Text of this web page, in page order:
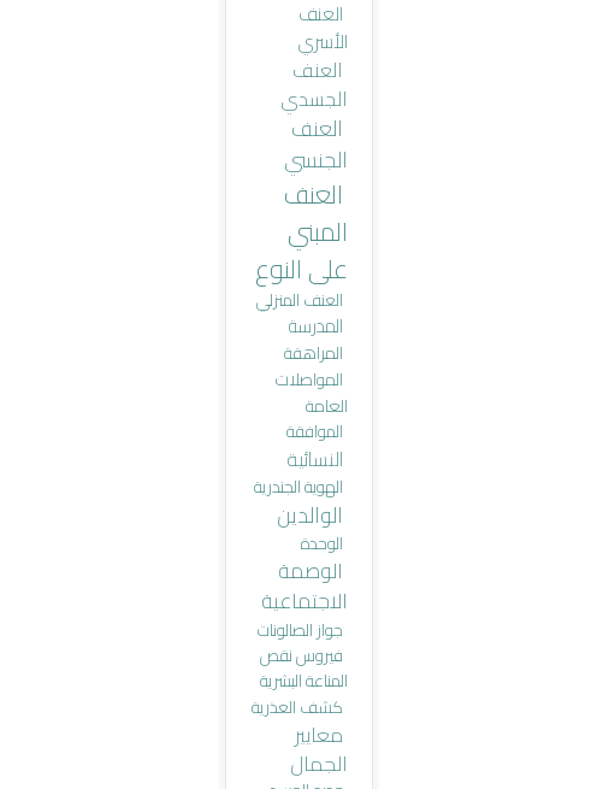
العنف
الأسري
العنف
الجسدي
العنف
الجنسي
العنف
المبني
على النوع
العنف المنزلي
المدرسة
المراهقة
المواصلات
العامة
الموافقة
النسائية
الهوية الجندرية
الوالدين
الوحدة
الوصمة
الاجتماعية
جواز الصالونات
فيروس نقص
المناعة البشرية
كشف العذرية
معايير
الجمال